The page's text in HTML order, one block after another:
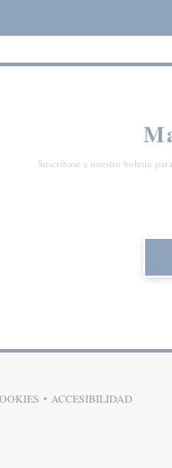
Suscríbase a nuestro boletín
EN UNA NUEVA VENTANA))
ACCESIBILIDAD
((ABRE EN UNA